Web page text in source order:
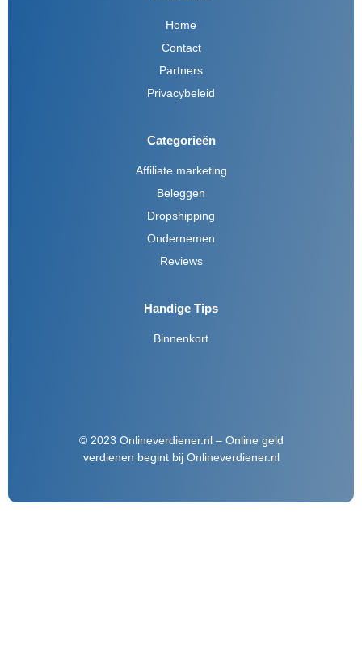
Home
Contact
Partners
Privacybeleid
Categorieën
Affiliate marketing
Beleggen
Dropshipping
Ondernemen
Reviews
Handige Tips
Binnenkort
© 2023 Onlineverdiener.nl – Online geld
verdienen begint bij Onlineverdiener.nl